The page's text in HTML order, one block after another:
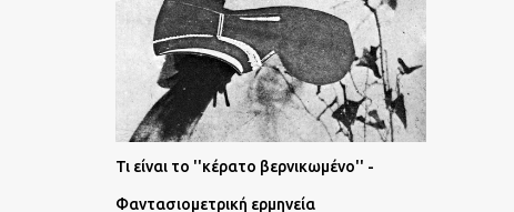
Τι είναι το ''κέρατο βερνικωμένο'' -
Φαντασιομετρική ερμηνεία